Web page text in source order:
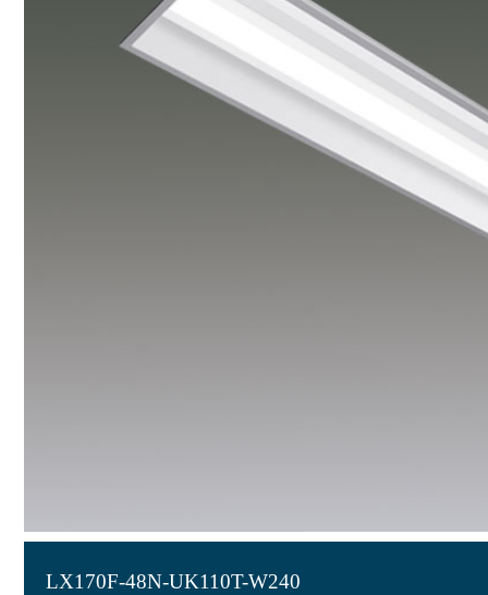
LX170F-48N-UK110T-W240